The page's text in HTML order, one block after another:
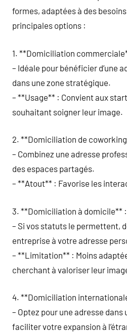
formes, adaptées à des
principales options :
1. **Domiciliation
– Idéale pour bénéficier d’une
dans une zone stratégique.
– **Usage** : Convient aux
souhaitant soigner leur image.
2. **Domiciliation de
– Combinez une adresse
des espaces partagés.
– **Atout** : Favorise les
3. **Domiciliation à domicile** :
– Si vos statuts le permettent,
entreprise à votre adresse
– **Limitation** : Moins
cherchant à valoriser leur
4. **Domiciliation
– Optez pour une adresse dans
faciliter votre expansion à